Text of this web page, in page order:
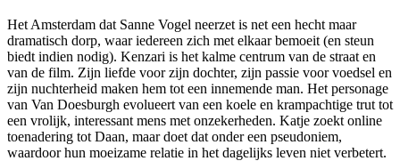
Het Amsterdam dat Sanne Vogel neerzet is net een hecht maar
dramatisch dorp, waar iedereen zich met elkaar bemoeit (en steun
biedt indien nodig). Kenzari is het kalme centrum van de straat en
van de film. Zijn liefde voor zijn dochter, zijn passie voor voedsel en
zijn nuchterheid maken hem tot een innemende man. Het personage
van Van Doesburgh evolueert van een koele en krampachtige trut tot
een vrolijk, interessant mens met onzekerheden. Katje zoekt online
toenadering tot Daan, maar doet dat onder een pseudoniem,
waardoor hun moeizame relatie in het dagelijks leven niet verbetert.